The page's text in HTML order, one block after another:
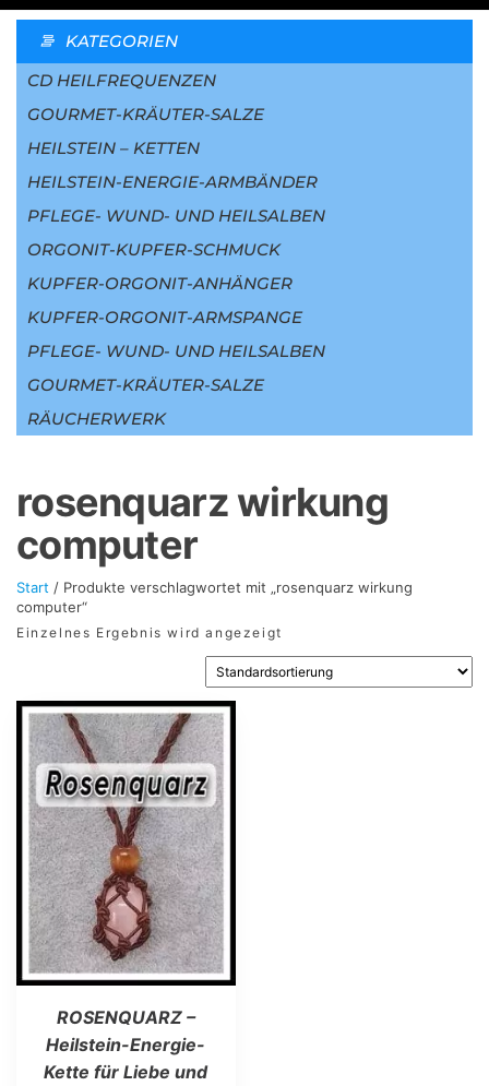
KATEGORIEN
CD HEILFREQUENZEN
GOURMET-KRÄUTER-SALZE
HEILSTEIN – KETTEN
HEILSTEIN-ENERGIE-ARMBÄNDER
PFLEGE- WUND- UND HEILSALBEN
ORGONIT-KUPFER-SCHMUCK
KUPFER-ORGONIT-ANHÄNGER
KUPFER-ORGONIT-ARMSPANGE
PFLEGE- WUND- UND HEILSALBEN
GOURMET-KRÄUTER-SALZE
RÄUCHERWERK
rosenquarz wirkung
computer
Start / Produkte verschlagwortet mit „rosenquarz wirkung
computer“
Einzelnes Ergebnis wird angezeigt
ROSENQUARZ –
Heilstein-Energie-
Kette für Liebe und